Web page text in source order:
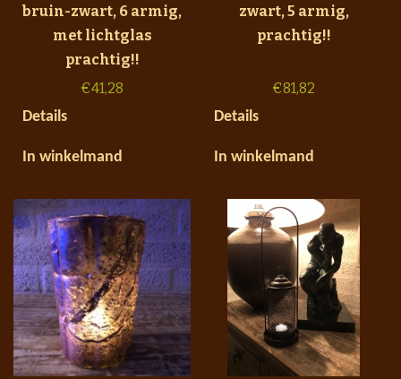
bruin-zwart, 6 armig,
met lichtglas
prachtig!!
€41,28
Details
In winkelmand
zwart, 5 armig,
prachtig!!
€81,82
Details
In winkelmand